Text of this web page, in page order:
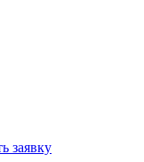
заявку